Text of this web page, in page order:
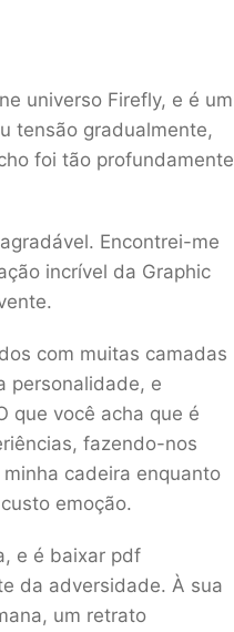
universo Firefly, e é um
tensão gradualmente,
foi tão profundamente
Encontrei-me
incrível da Graphic
com muitas camadas
personalidade, e
que você acha que é
fazendo-nos
cadeira enquanto
emoção.
e é baixar pdf
da adversidade. À sua
um retrato